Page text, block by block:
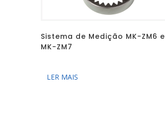
Sistema de Medição MK-ZM6 e
MK-ZM7
LER MAIS